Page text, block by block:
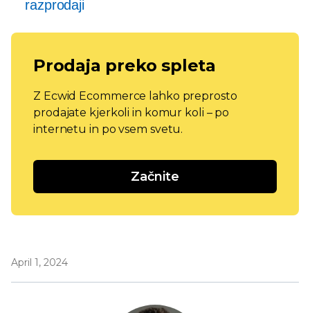
razprodaji
Prodaja preko spleta
Z Ecwid Ecommerce lahko preprosto
prodajate kjerkoli in komur koli – po
internetu in po vsem svetu.
Začnite
April 1, 2024